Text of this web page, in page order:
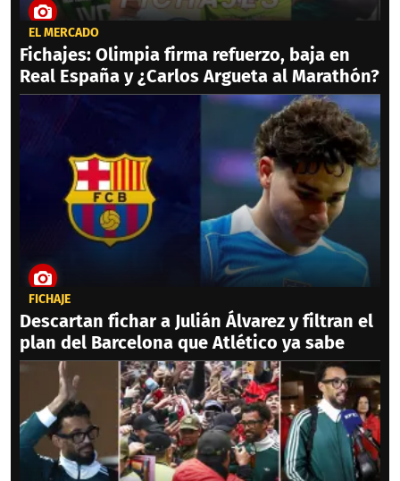
EL MERCADO
Fichajes: Olimpia firma refuerzo, baja en
Real España y ¿Carlos Argueta al Marathón?
FICHAJE
Descartan fichar a Julián Álvarez y filtran el
plan del Barcelona que Atlético ya sabe